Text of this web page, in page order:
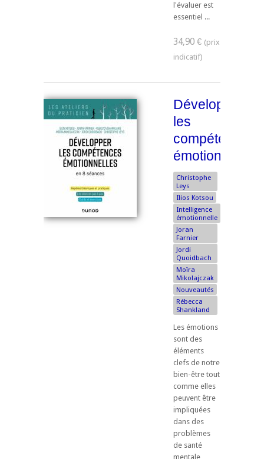
l'évaluer est
essentiel ...
34,90 €
Développer
les
compétences
émotionnelles
Christophe
Leys
Ilios Kotsou
Intelligence
émotionnelle
Joran
Farnier
Jordi
Quoidbach
Moïra
Mikolajczak
Nouveautés
Rébecca
Shankland
Les émotions
sont des
éléments
clefs de notre
bien-être tout
comme elles
peuvent être
impliquées
dans des
problèmes
de santé
mentale